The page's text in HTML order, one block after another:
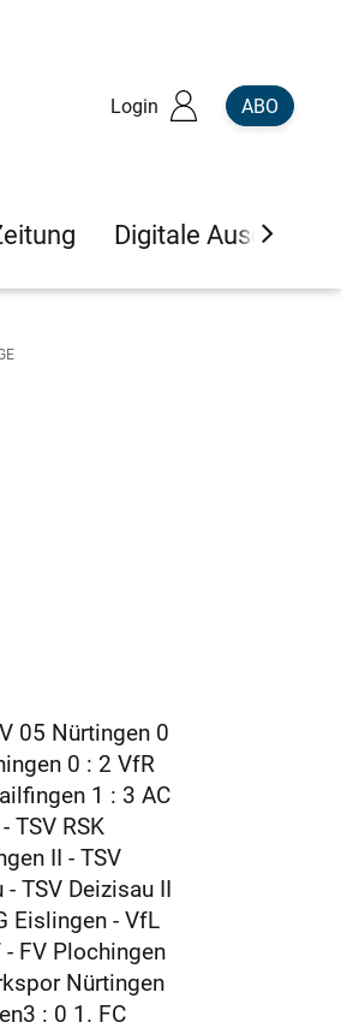
Login ABO
Digitale Ausgaben
05 Nürtingen 0
0 : 2 VfR
1 : 3 AC
TSV RSK
II - TSV
TSV Deizisau II
Eislingen - VfL
FV Plochingen
Nürtingen
: 0 1. FC